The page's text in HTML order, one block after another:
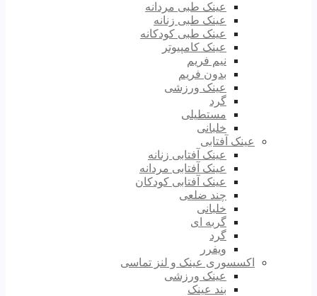
عینک طبی مردانه
عینک طبی زنانه
عینک طبی کودکانه
عینک کامپیوتر
نیم فریم
بدون فریم
عینک ورزشی
گرد
مستطیلی
خلبانی
عینک آفتابی
عینک آفتابی زنانه
عینک آفتابی مردانه
عینک آفتابی کودکان
چند ضلعی
خلبانی
گربه ای
گرد
ویفرر
اکسسوری عینک و لنز تماسی
عینک ورزشی
بند عینک